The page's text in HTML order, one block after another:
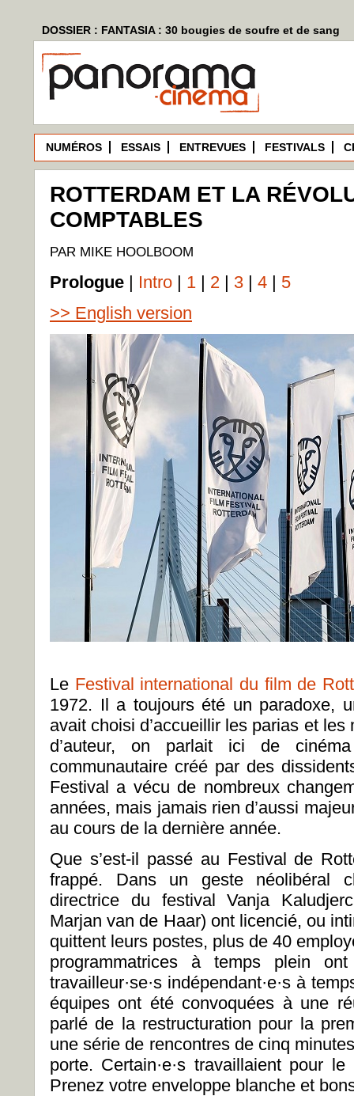
DOSSIER : FANTASIA : 30 bougies de soufre et de sang
NUMÉROS ESSAIS ENTREVUES FESTIVALS
ROTTERDAM ET LA
COMPTABLES
PAR MIKE HOOLBOOM
Prologue | Intro | 1 | 2 | 3 | 4 | 5
>> English version
Le Festival international du film de
1972. Il a toujours été un paradoxe,
avait choisi d’accueillir les parias et
d’auteur, on parlait ici de
communautaire créé par des
Festival a vécu de nombreux
années, mais jamais rien d’aussi
au cours de la dernière année.
Que s’est-il passé au Festival de
frappé. Dans un geste néolibéral
directrice du festival Vanja
Marjan van de Haar) ont licencié, ou
quittent leurs postes, plus de 40
programmatrices à temps plein
travailleur·se·s indépendant·e·s à
équipes ont été convoquées à une
parlé de la restructuration pour la
une série de rencontres de cinq
porte. Certain·e·s travaillaient pour
Prenez votre enveloppe blanche et